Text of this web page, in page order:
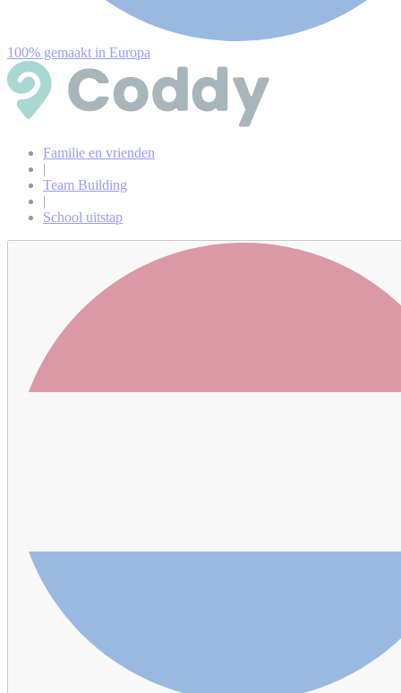
100% gemaakt in Europa
Familie en vrienden
|
Team Building
|
School uitstap